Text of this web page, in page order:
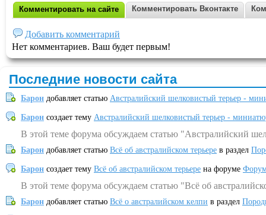
Комментировать на сайте Комментировать Вконтакте
Добавить комментарий
Нет комментариев. Ваш будет первым!
Последние новости сайта
Барон добавляет статью Австралийский шелковистый терьер -
Барон создает тему Австралийский шелковистый терьер -
В этой теме форума обсуждаем статью "Австралийский
Барон добавляет статью Всё об австралийском терьере в раздел
Барон создает тему Всё об австралийском терьере на форуме
В этой теме форума обсуждаем статью "Всё об
Барон добавляет статью Всё о австралийском келпи в раздел